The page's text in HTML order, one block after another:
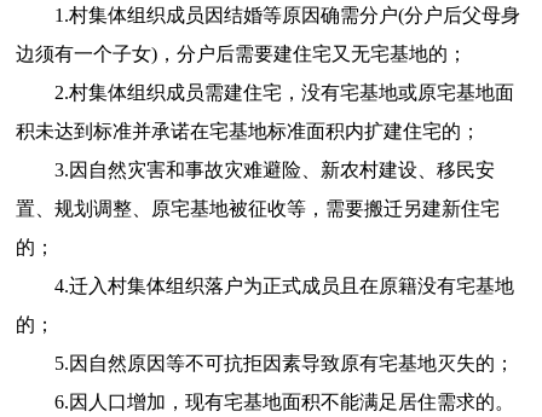
1.村集体组织成员因结婚等原因确需分户(分户后父母身
边须有一个子女)，分户后需要建住宅又无宅基地的；
2.村集体组织成员需建住宅，没有宅基地或原宅基地面
积未达到标准并承诺在宅基地标准面积内扩建住宅的；
3.因自然灾害和事故灾难避险、新农村建设、移民安
置、规划调整、原宅基地被征收等，需要搬迁另建新住宅
的；
4.迁入村集体组织落户为正式成员且在原籍没有宅基地
的；
5.因自然原因等不可抗拒因素导致原有宅基地灭失的；
6.因人口增加，现有宅基地面积不能满足居住需求的。